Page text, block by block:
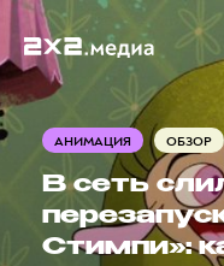
АНИМАЦИЯ ОБЗОР
В сеть
Стимпи»: